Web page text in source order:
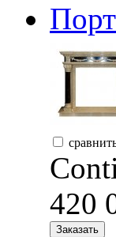
420
Заказать